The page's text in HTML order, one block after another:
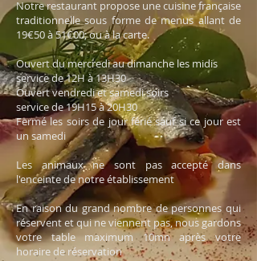
Notre restaurant propose une cuisine française
traditionnelle sous forme de menus allant de
19€50 à 51€00; ou à la carte.
Ouvert du mercredi au dimanche les midis
service de 12H à 13H30
Ouvert vendredi et samedi soirs
service de 19H15 à 20H30
Fermé les soirs de jour férié sauf si ce jour est
un samedi
Les animaux ne sont pas accepté dans
l'enceinte de notre établissement
En raison du grand nombre de personnes qui
réservent et qui ne viennent pas, nous gardons
votre table maximum 10mn après votre
horaire de réservation